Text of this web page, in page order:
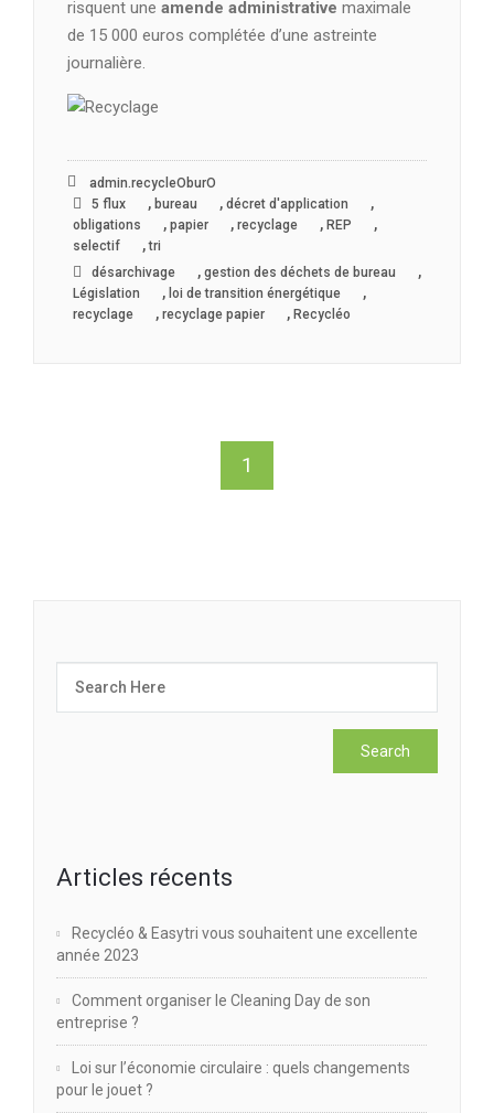
risquent une amende administrative maximale
de 15 000 euros complétée d’une astreinte
journalière.
admin.recycleOburO
5 flux
, bureau , décret d'application ,
obligations , papier , recyclage , REP ,
selectif ,tri
désarchivage
, gestion des déchets de bureau ,
Législation , loi de transition énergétique ,
recyclage , recyclage papier , Recycléo
1
Articles récents
Recycléo & Easytri vous souhaitent une excellente
année 2023
Comment organiser le Cleaning Day de son
entreprise ?
Loi sur l’économie circulaire : quels changements
pour le jouet ?